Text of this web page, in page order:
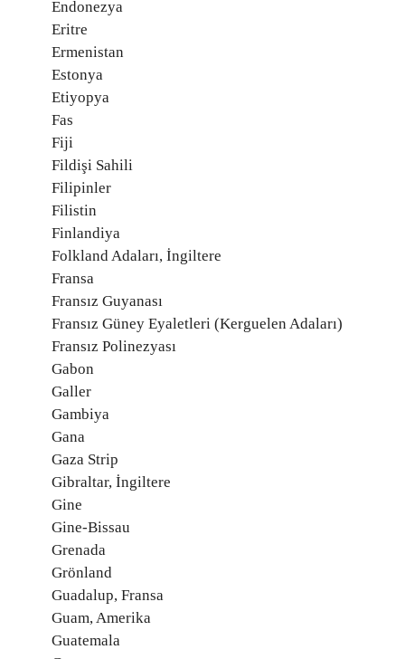
Endonezya
Eritre
Ermenistan
Estonya
Etiyopya
Fas
Fiji
Fildişi Sahili
Filipinler
Filistin
Finlandiya
Folkland Adaları, İngiltere
Fransa
Fransız Guyanası
Fransız Güney Eyaletleri (Kerguelen Adaları)
Fransız Polinezyası
Gabon
Galler
Gambiya
Gana
Gaza Strip
Gibraltar, İngiltere
Gine
Gine-Bissau
Grenada
Grönland
Guadalup, Fransa
Guam, Amerika
Guatemala